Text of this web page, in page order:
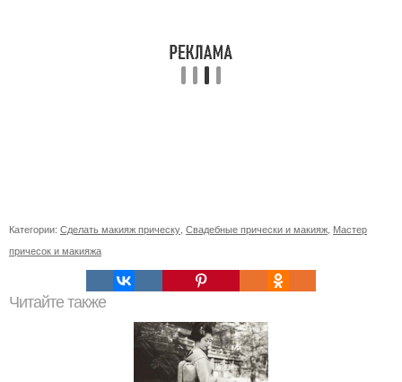
Категории: Сделать макияж прическу Свадебные прически и макияж Мастер
причесок и макияжа
Читайте также